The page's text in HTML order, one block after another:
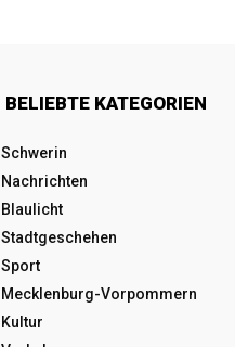
BELIEBTE KATEGORIEN
Schwerin
Nachrichten
Blaulicht
Stadtgeschehen
Sport
Mecklenburg-Vorpommern
Kultur